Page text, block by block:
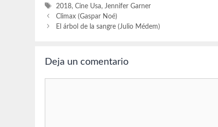
Etiquetas
2018,Cine Usa, Jennifer Garner
Climax (Gaspar Noé)
El árbol de la sangre (Julio Médem)
Deja un comentario